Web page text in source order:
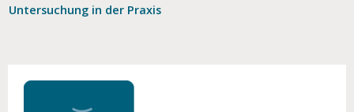
Untersuchung in der Praxis